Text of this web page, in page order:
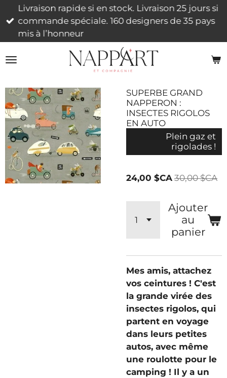
Passer
au
contenu
Livraison rapide si en stock. Livraison 25 jours si
commande spéciale. 160 designers de 35 pays
mis à l’honneur
SUPERBE GRAND
NAPPERON :
INSECTES RIGOLOS
EN AUTO
Plein gaz et
rigolades !
24,00 $CA 30,00 $CA
Ajouter
au
panier
Mes amis, attachez
vos ceintures ! C'est
la grande virée des
insectes rigolos, qui
partent en voyage
dans leurs petites
autos, avec même
une roulotte pour le
camping ! Il y a un